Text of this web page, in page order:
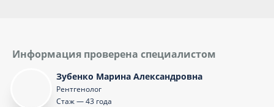
Информация проверена специалистом
Зубенко Марина Александровна
Рентгенолог
Стаж — 43 года